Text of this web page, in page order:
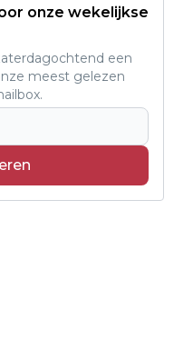
onze wekelijkse
een
meest gelezen